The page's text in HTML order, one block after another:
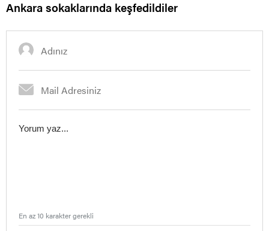
Ankara sokaklarında keşfedildiler
En az 10 karakter gerekli